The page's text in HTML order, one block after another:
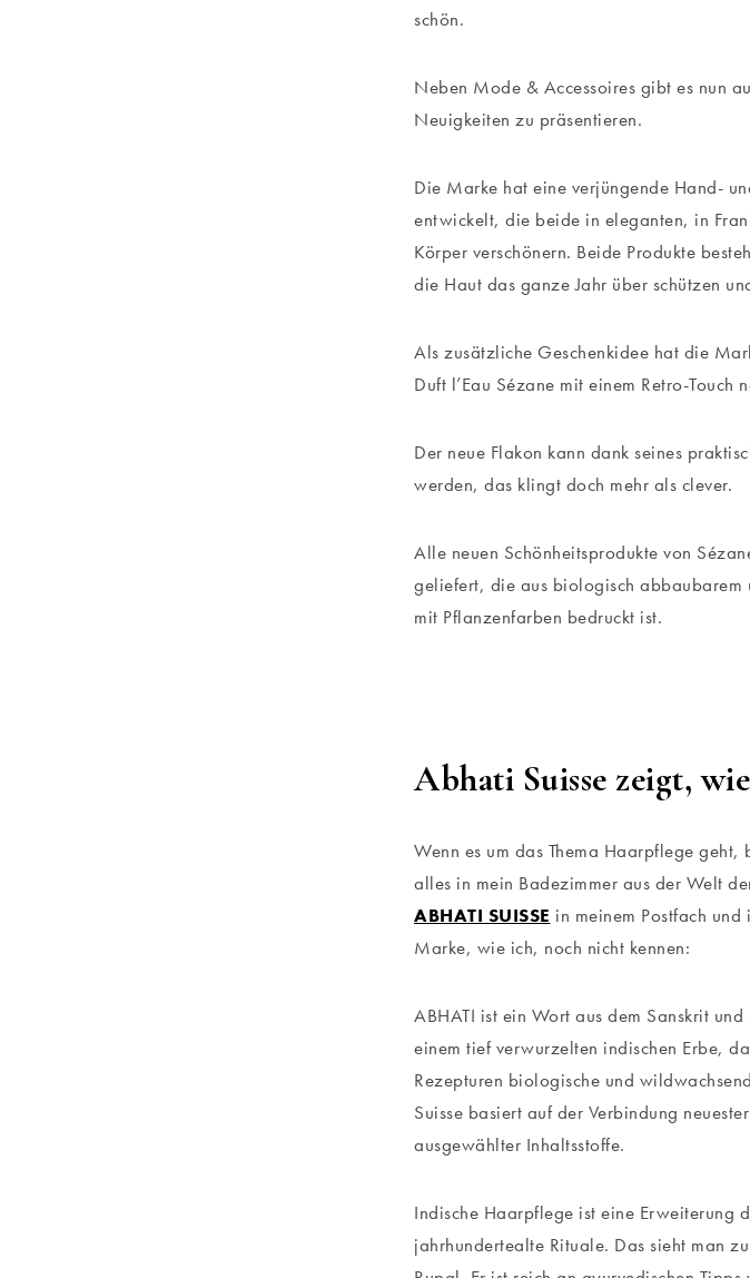
schön.
Neben Mode & Accessoires gibt es nun
Neuigkeiten zu präsentieren.
Die Marke hat eine verjüngende Hand-
entwickelt, die beide in eleganten, in
Körper verschönern. Beide Produkte
die Haut das ganze Jahr über schützen
Als zusätzliche Geschenkidee hat die
Duft l’Eau Sézane mit einem Retro-Touch
Der neue Flakon kann dank seines
werden, das klingt doch mehr als clever.
Alle neuen Schönheitsprodukte von
geliefert, die aus biologisch abbaubarem
mit Pflanzenfarben bedruckt ist.
Abhati Suisse zeigt,
Wenn es um das Thema Haarpflege
alles in mein Badezimmer aus der Welt
ABHATI SUISSE in meinem Postfach
Marke, wie ich, noch nicht kennen:
ABHATI ist ein Wort aus dem Sanskrit
einem tief verwurzelten indischen Erbe,
Rezepturen biologische und
Suisse basiert auf der Verbindung
ausgewählter Inhaltsstoffe.
Indische Haarpflege ist eine Erweiterung
jahrhundertealte Rituale. Das sieht man